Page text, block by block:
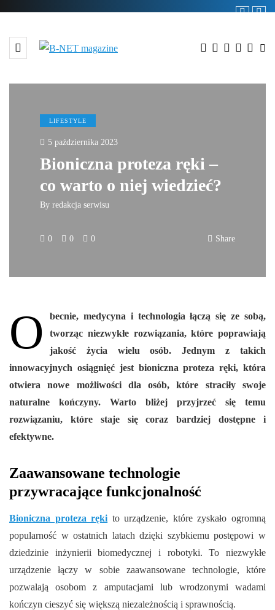
LIFESTYLE
5 października 2023
Bioniczna proteza ręki –
co warto o niej wiedzieć?
By redakcja serwisu
0 0 0 Share
O
becnie, medycyna i technologia łączą się ze sobą,
tworząc niezwykłe rozwiązania, które poprawiają
jakość życia wielu osób. Jednym z takich
innowacyjnych osiągnięć jest bioniczna proteza ręki, która
otwiera nowe możliwości dla osób, które straciły swoje
naturalne kończyny. Warto bliżej przyjrzeć się temu
rozwiązaniu, które staje się coraz bardziej dostępne i
efektywne.
Zaawansowane technologie
przywracające funkcjonalność
Bioniczna proteza ręki to urządzenie, które zyskało ogromną
popularność w ostatnich latach dzięki szybkiemu postępowi w
dziedzinie inżynierii biomedycznej i robotyki. To niezwykłe
urządzenie łączy w sobie zaawansowane technologie, które
pozwalają osobom z amputacjami lub wrodzonymi wadami
kończyn cieszyć się większą niezależnością i sprawnością.